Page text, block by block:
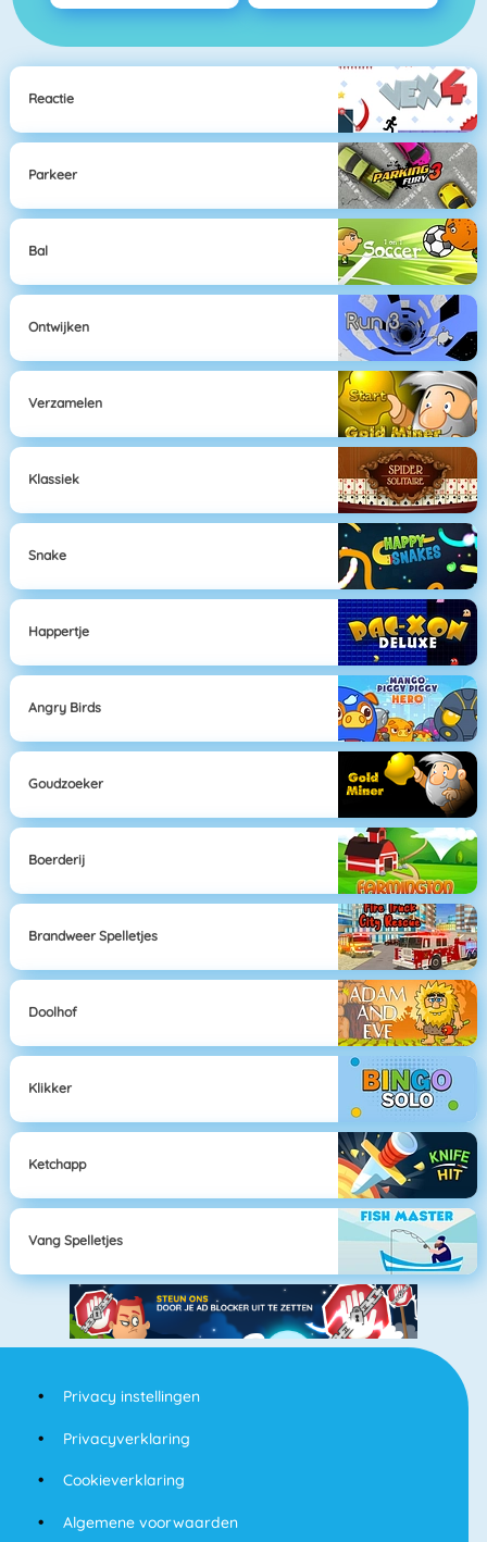
Reactie
Parkeer
Bal
Ontwijken
Verzamelen
Klassiek
Snake
Happertje
Angry Birds
Goudzoeker
Boerderij
Brandweer Spelletjes
Doolhof
Klikker
Ketchapp
Vang Spelletjes
Privacy instellingen
Privacyverklaring
Cookieverklaring
Algemene voorwaarden